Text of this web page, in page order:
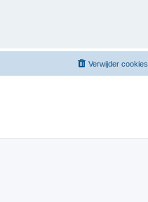
Verwijder cookies